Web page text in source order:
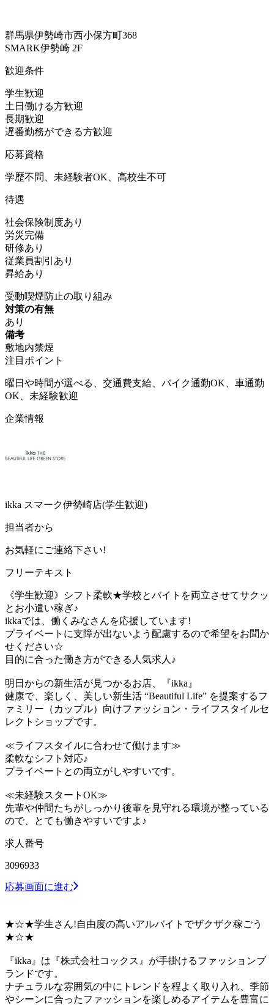
群馬県伊勢崎市西小保方町368
SMARK伊勢崎 2F
歓迎条件
学生歓迎
土日働ける方歓迎
長期歓迎
遅番勤務ができる方歓迎
応募資格
学歴不問、未経験者OK、高校生不可
待遇
社会保険制度あり
労災完備
研修あり
従業員割引あり
昇給あり
受動喫煙防止の取り組み
対策の有無
あり
備考
敷地内禁煙
注目ポイント
曜日や時間が選べる、交通費支給、バイク通勤OK、車通勤
OK、未経験歓迎
企業情報
ikka スマーク伊勢崎店(学生歓迎)
担当者から
お気軽にご連絡下さい!
フリーテキスト
《学生歓迎》シフト柔軟★学校とバイトを両立させてサクッ
とお小遣い稼ぎ♪
ikkaでは、働くみなさんを応援しています!
プライベートに支障が出ないよう配慮するので希望をお聞か
せください☆
目的に合った働き方ができる人気求人♪
明日からの新生活が見つかるお店、『ikka』
健康で、楽しく、美しい新生活 “Beautiful Life” を提案するフ
ァミリー（カップル）向けファッション・ライフスタイルセ
レクトショップです。
≪ライフスタイルに合わせて働けます≫
柔軟なシフト対応♪
プライベートとの両立がしやすいです。
≪未経験スタートOK≫
先輩や仲間たちがしっかり後輩を見守れる環境が整っている
ので、とても働きやすいですよ♪
求人番号
3096933
応募画面に進む
★☆★学生さん!自由度の高いアルバイトでザクザク稼ごう
★☆★
『ikka』は『株式会社コックス』が手掛けるファッションブ
ランドです。
ナチュラルな雰囲気の中にトレンドを程よく取り入れ、季節
やシーンに合ったファッションを楽しめるアイテムを豊富に